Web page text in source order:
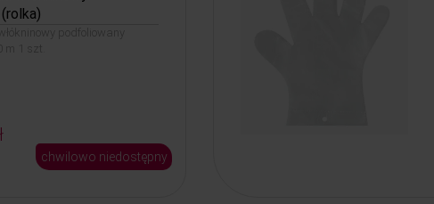
m 1 szt.
chwilowo niedostępny